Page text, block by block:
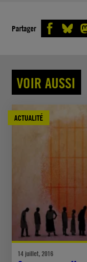
Partager
VOIR AUSSI
ACTUALITÉ
14 juillet, 2016